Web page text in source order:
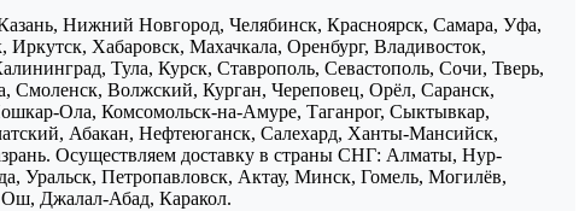
Нижний Новгород, Челябинск, Красноярск, Самара, Уфа,
Хабаровск, Махачкала, Оренбург, Владивосток,
Тула, Курск, Ставрополь, Севастополь, Сочи, Тверь,
Смоленск, Волжский, Курган, Череповец, Орёл, Саранск,
Ола, Комсомольск-на-Амуре, Таганрог, Сыктывкар,
Абакан, Нефтеюганск, Салехард, Ханты-Мансийск,
Осуществляем доставку в страны СНГ: Алматы, Нур-
Уральск, Петропавловск, Актау, Минск, Гомель, Могилёв,
Джалал-Абад, Каракол.